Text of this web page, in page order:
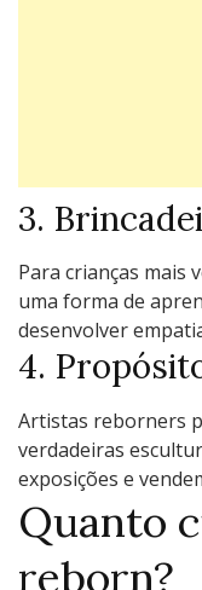
3.
Para crianças mais
uma forma de
desenvolver
4.
Artistas reborners
verdadeiras
exposições e
Quanto
reborn?